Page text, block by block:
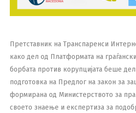
Претставник на Транспаренси
како дел од Платформата на
борбата против корупцијата беше
подготовка на Предлог на закон за
формирана од Министерството за
своето знаење и експертиза за